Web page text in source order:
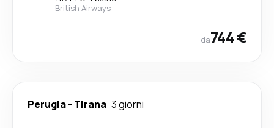
British Airways
da744 €
Perugia- Tirana 3 giorni